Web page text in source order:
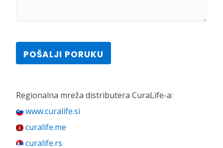
Regionalna mreža distributera CuraLife-a:
www.curalife.si
curalife.me
curalife.rs